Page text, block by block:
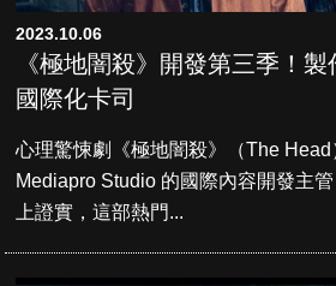
2023.10.06
《極地闇殺》開發第三季！
國際化卡司
心理驚悚劇《極地闇殺》（The
Mediapro Studio 的國際內容開發主
上證實，這部熱門...